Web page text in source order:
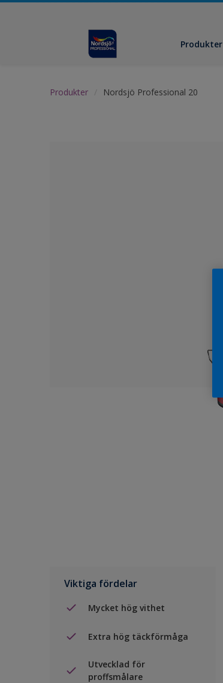
Produkter
Produkter Nordsjö Professional 20
Viktiga fördelar
Mycket hög vithet
Extra hög täckförmåga
Utvecklad för
proffsmålare